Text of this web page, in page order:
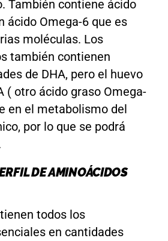
También contiene ácido
ácido Omega-6 que es
moléculas. Los
también contienen
de DHA, pero el huevo
( otro ácido graso Omega-
en el metabolismo del
por lo que se podrá
DE AMINOÁCIDOS
todos los
en cantidades